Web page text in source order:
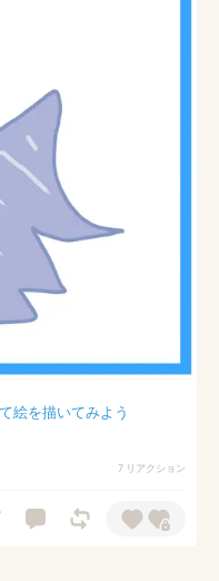
絵を描いてみよう
7 リアクション